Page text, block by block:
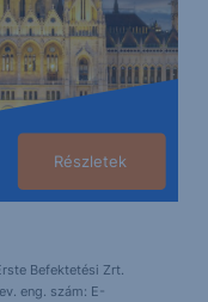
Részletek
Befektetési Zrt.
eng. szám: E-